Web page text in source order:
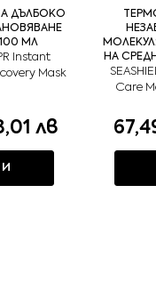
ДЪЛБОКО
МЛ
Instant
Mask
лв
НА
Care